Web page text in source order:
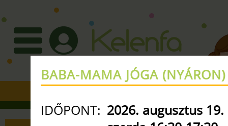
BABA-MAMA JÓGA (NYÁRON)
IDŐPONT: 2026. augusztus 19.